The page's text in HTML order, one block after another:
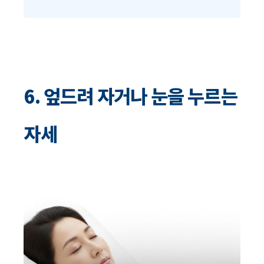
6. 엎드려 자거나 눈을 누르는
자세